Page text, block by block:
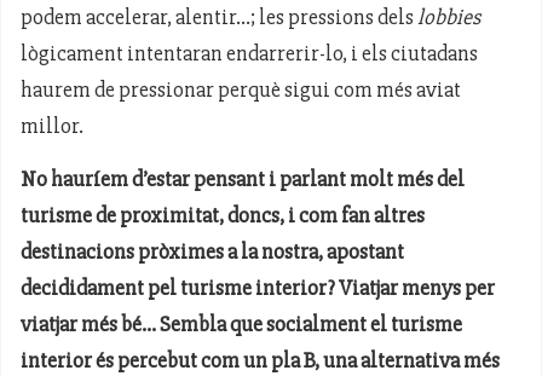
podem accelerar, alentir...; les pressions delslobbies
lògicament intentaran endarrerir-lo, i els ciutadans
haurem de pressionar perquè sigui com més aviat
millor.
No hauríem d’estar pensant i parlant molt més del
turisme de proximitat, doncs, i com fan altres
destinacions pròximes a la nostra, apostant
decididament pel turisme interior? Viatjar menys per
viatjar més bé... Sembla que socialment el turisme
interior és percebut com un pla B, una alternativa més